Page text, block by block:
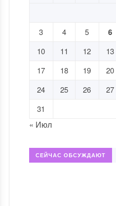
3
4 5 6
10
11 12 13
17
18 19 20
24
25 26 27
31
« Июл
СЕЙЧАС ОБСУЖДАЮТ